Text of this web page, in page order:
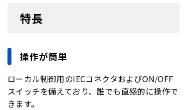
特長
操作が簡単
ローカル制御用のIECコネクタおよびON/OFF
スイッチを備えており、誰でも直感的に操作で
きます。